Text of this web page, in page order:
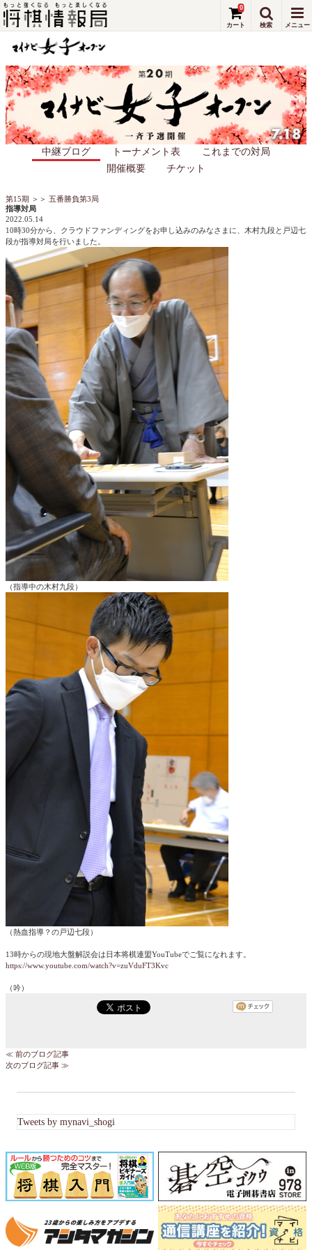
中継ブログ トーナメント表
これまでの対局
開催概要
チケット
0
第15期 ＞＞ 五番勝負第3局
指導対局
2022.05.14
10時30分から、クラウドファンディングをお申し込みのみなさまに、木村九段と戸辺七
段が指導対局を行いました。
（指導中の木村九段）
（熱血指導？の戸辺七段）
13時からの現地大盤解説会は日本将棋連盟YouTubeでご覧になれます。
https://www.youtube.com/watch?v=zuVduFT3Kvc
（吟）
≪ 前のブログ記事
次のブログ記事 ≫
Tweets by mynavi_shogi